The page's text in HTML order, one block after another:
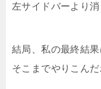
左サイドバーより
結局、私の最終結
そこまでやりこん